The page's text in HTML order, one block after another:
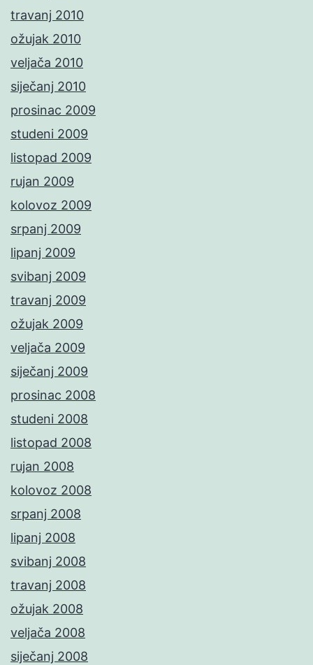
travanj 2010
ožujak 2010
veljača 2010
siječanj 2010
prosinac 2009
studeni 2009
listopad 2009
rujan 2009
kolovoz 2009
srpanj 2009
lipanj 2009
svibanj 2009
travanj 2009
ožujak 2009
veljača 2009
siječanj 2009
prosinac 2008
studeni 2008
listopad 2008
rujan 2008
kolovoz 2008
srpanj 2008
lipanj 2008
svibanj 2008
travanj 2008
ožujak 2008
veljača 2008
siječanj 2008